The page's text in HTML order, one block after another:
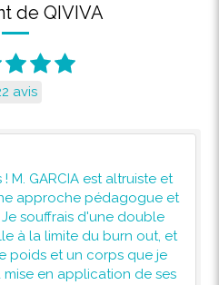
de QIVIVA
avis
M. GARCIA est altruiste et
approche pédagogue et
souffrais d'une double
à la limite du burn out, et
poids et un corps que je
en application de ses